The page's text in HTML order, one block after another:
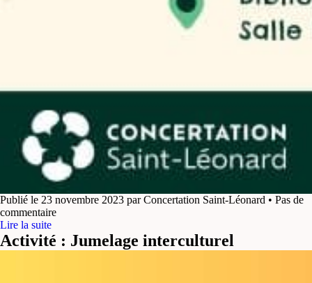
Publié le 23 novembre 2023 par Concertation Saint-Léonard • Pas de
commentaire
Lire la suite
Activité : Jumelage interculturel